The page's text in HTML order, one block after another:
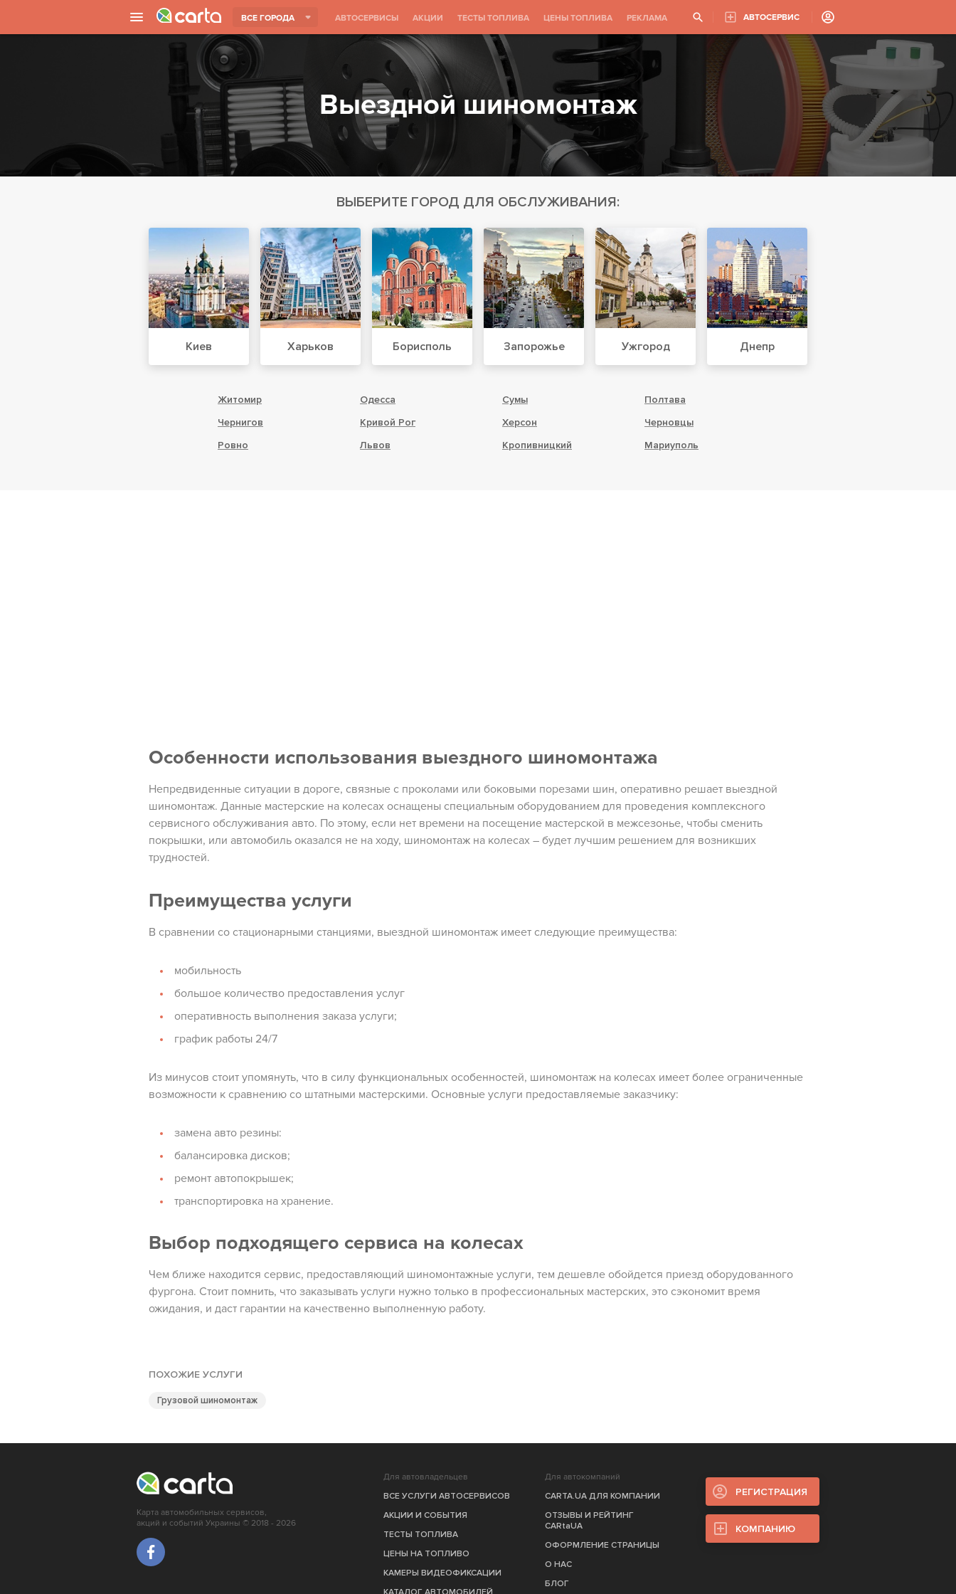
ВСЕ ГОРОДА АВТОСЕРВИСЫ АКЦИИ ТЕСТЫ ТОПЛИВА ЦЕНЫ ТОПЛИВА РЕКЛАМА АВТОСЕРВИС
Выездной шиномонтаж
ВЫБЕРИТЕ ГОРОД ДЛЯ ОБСЛУЖИВАНИЯ:
Киев Харьков Борисполь Запорожье Ужгород Днепр
Житомир Одесса Сумы
Полтава
Чернигов
Кривой Рог Херсон
Черновцы
Ровно
Львов Кропивницкий Мариуполь
Особенности использования выездного шиномонтажа
Непредвиденные ситуации в дороге, связные с проколами или боковыми порезами шин, оперативно решает выездной
шиномонтаж. Данные мастерские на колесах оснащены специальным оборудованием для проведения комплексного
сервисного обслуживания авто. По этому, если нет времени на посещение мастерской в межсезонье, чтобы сменить
покрышки, или автомобиль оказался не на ходу, шиномонтаж на колесах – будет лучшим решением для возникших
трудностей.
Преимущества услуги
В сравнении со стационарными станциями, выездной шиномонтаж имеет следующие преимущества:
мобильность
большое количество предоставления услуг
оперативность выполнения заказа услуги;
график работы 24/7
Из минусов стоит упомянуть, что в силу функциональных особенностей, шиномонтаж на колесах имеет более ограниченные
возможности к сравнению со штатными мастерскими. Основные услуги предоставляемые заказчику:
замена авто резины:
балансировка дисков;
ремонт автопокрышек;
транспортировка на хранение.
Выбор подходящего сервиса на колесах
Чем ближе находится сервис, предоставляющий шиномонтажные услуги, тем дешевле обойдется приезд оборудованного
фургона. Стоит помнить, что заказывать услуги нужно только в профессиональных мастерских, это сэкономит время
ожидания, и даст гарантии на качественно выполненную работу.
ПОХОЖИЕ УСЛУГИ
Грузовой шиномонтаж
Карта автомобильных сервисов,
акций и событий Украины © 2018 - 2026
Для автовладельцев
ВСЕ УСЛУГИ АВТОСЕРВИСОВ
АКЦИИ И СОБЫТИЯ
ТЕСТЫ ТОПЛИВА
ЦЕНЫ НА ТОПЛИВО
КАМЕРЫ ВИДЕОФИКСАЦИИ
Для автокомпаний
CARTA.UA ДЛЯ КОМПАНИИ
ОТЗЫВЫ И РЕЙТИНГ
CARtaUA
ОФОРМЛЕНИЕ СТРАНИЦЫ
О НАС
БЛОГ
РЕГИСТРАЦИЯ
КОМПАНИЮ